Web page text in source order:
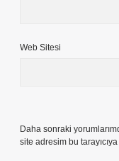
Web Sitesi
Daha sonraki
site adresim bu